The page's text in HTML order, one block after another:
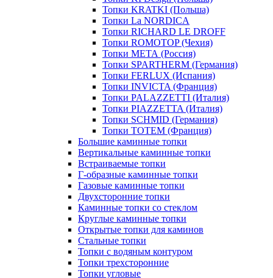
Топки KRATKI (Польша)
Топки La NORDICA
Топки RICHARD LE DROFF
Топки ROMOTOP (Чехия)
Топки МЕТА (Россия)
Топки SPARTHERM (Германия)
Топки FERLUX (Испания)
Топки INVICTA (Франция)
Топки PALAZZETTI (Италия)
Топки PIAZZETTA (Италия)
Топки SCHMID (Германия)
Топки TOTEM (Франция)
Большие каминные топки
Вертикальные каминные топки
Встраиваемые топки
Г-образные каминные топки
Газовые каминные топки
Двухсторонние топки
Каминные топки со стеклом
Круглые каминные топки
Открытые топки для каминов
Стальные топки
Топки с водяным контуром
Топки трехсторонние
Топки угловые